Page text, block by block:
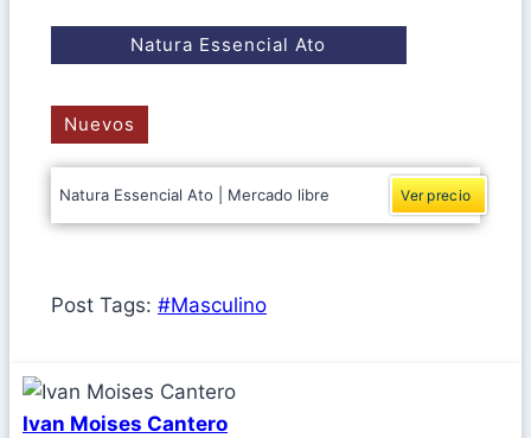
Natura Essencial Ato
Nuevos
Natura Essencial Ato | Mercado libre Ver precio
Post Tags: #Masculino
Ivan Moises Cantero